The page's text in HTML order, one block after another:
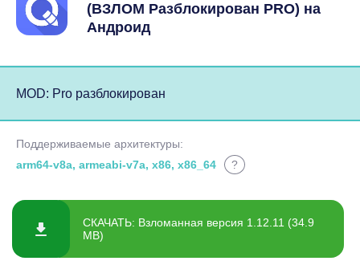
(ВЗЛОМ Разблокирован PRO) на
Андроид
MOD: Pro разблокирован
Поддерживаемые архитектуры:
arm64-v8a, armeabi-v7a, x86, x86_64
?
СКАЧАТЬ: Взломанная версия 1.12.11 (34.9
MB)